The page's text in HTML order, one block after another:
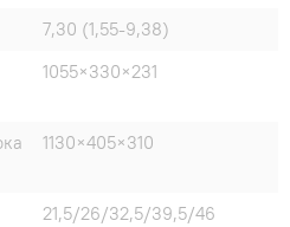
7,30 (1,55-9,38)
1055×330×231
1130×405×310
21,5/26/32,5/39,5/46